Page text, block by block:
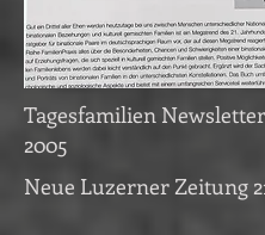
Tagesfamilien
2005
Neue Luzerner Zeitung